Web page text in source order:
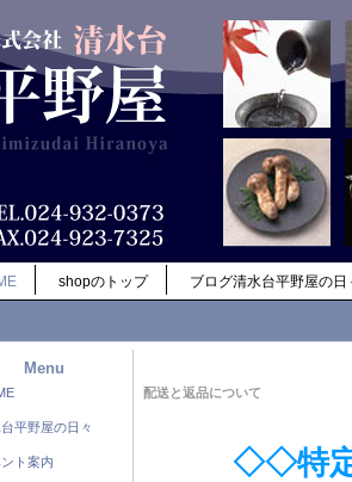
shopのトップ ブログ清水台平野屋の日
Menu
平野屋の日々
ト案内
配送と返品について
◇◇特